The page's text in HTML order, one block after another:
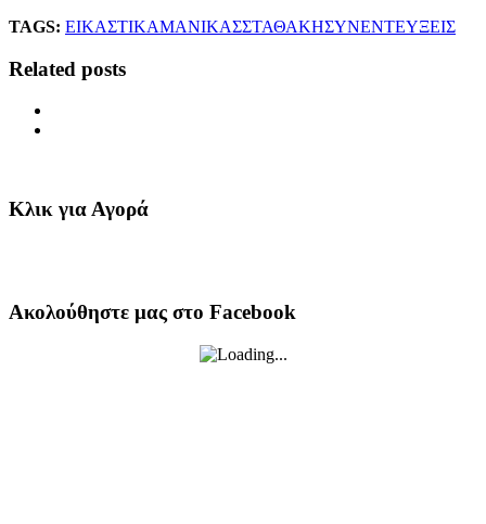
TAGS: ΕΙΚΑΣΤΙΚΑΜΑΝΙΚΑΣΣΤΑΘΑΚΗΣΥΝΕΝΤΕΥΞΕΙΣ
Related posts
Κλικ για Αγορά
Ακολούθηστε μας στο Facebook